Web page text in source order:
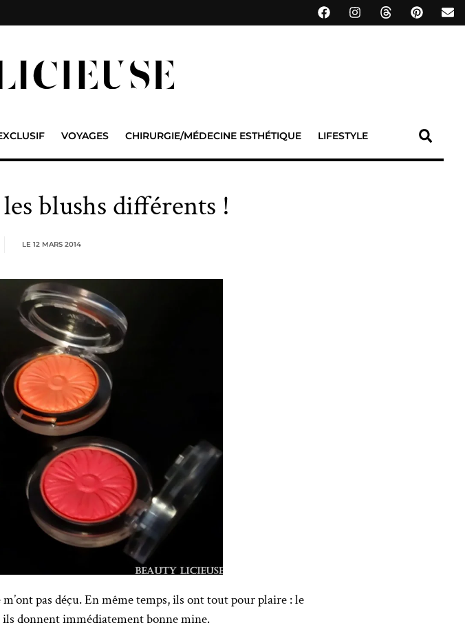
VOYAGES CHIRURGIE/MÉDECINE ESTHÉTIQUE LIFESTYLE
blushs différents !
LE 12 MARS 2014
pas déçu. En même temps, ils ont tout pour plaire : le
donnent immédiatement bonne mine.